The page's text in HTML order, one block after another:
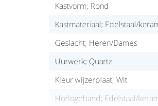
Kastvorm; Rond
Kastmateriaal; Edelstaal/
Geslacht; Heren/Dames
Uurwerk; Quartz
Kleur wijzerplaat; Wit
Horlogeband; Edelstaal/